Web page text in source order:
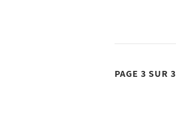
PAGE 3 SUR 3